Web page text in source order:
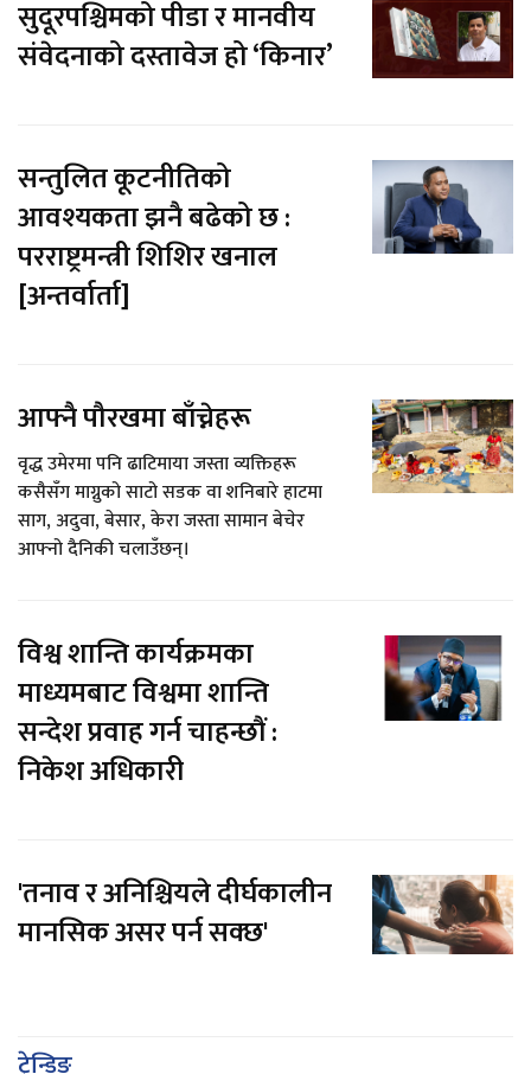
सुदूरपश्चिमको पीडा र मानवीय
संवेदनाको दस्तावेज हो ‘किनार’
सन्तुलित कूटनीतिको
आवश्यकता झनै बढेको छ :
परराष्ट्रमन्त्री शिशिर खनाल
[अन्तर्वार्ता]
आफ्नै पौरखमा बाँच्नेहरू
वृद्ध उमेरमा पनि ढाटिमाया जस्ता व्यक्तिहरू
कसैसँग माग्नुको साटो सडक वा शनिबारे हाटमा
साग, अदुवा, बेसार, केरा जस्ता सामान बेचेर
आफ्नो दैनिकी चलाउँछन्।
विश्व शान्ति कार्यक्रमका
माध्यमबाट विश्वमा शान्ति
सन्देश प्रवाह गर्न चाहन्छौं :
निकेश अधिकारी
'तनाव र अनिश्चियले दीर्घकालीन
मानसिक असर पर्न सक्छ'
ट्रेन्डिङ